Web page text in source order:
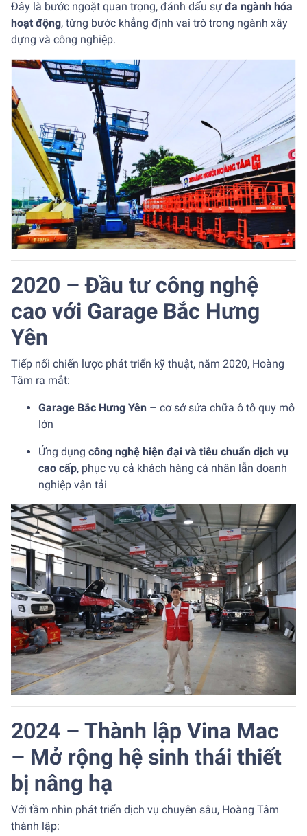
Đây là bước ngoặt quan trọng, đánh dấu sự đa ngành hóa
hoạt động, từng bước khẳng định vai trò trong ngành xây
dựng và công nghiệp.
2020 – Đầu tư công nghệ
cao với Garage Bắc Hưng
Yên
Tiếp nối chiến lược phát triển kỹ thuật, năm 2020, Hoàng
Tâm ra mắt:
Garage Bắc Hưng Yên – cơ sở sửa chữa ô tô quy mô
lớn
Ứng dụng công nghệ hiện đại và tiêu chuẩn dịch vụ
cao cấp, phục vụ cả khách hàng cá nhân lẫn doanh
nghiệp vận tải
2024 – Thành lập Vina Mac
– Mở rộng hệ sinh thái thiết
bị nâng hạ
Với tầm nhìn phát triển dịch vụ chuyên sâu, Hoàng Tâm
thành lập: